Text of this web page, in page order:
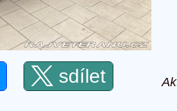
sdílet